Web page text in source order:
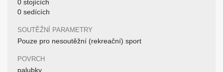
0 stojících
0 sedících
SOUTĚŽNÍ PARAMETRY
Pouze pro nesoutěžní (rekreační) sport
POVRCH
palubky